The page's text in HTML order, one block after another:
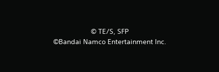
© TE/S, SFP
©Bandai Namco Entertainment Inc.